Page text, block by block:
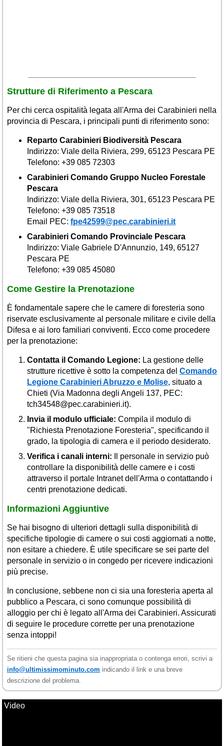
Strutture di Riferimento a Pescara
Per chi cerca ospitalità legata all'Arma dei Carabinieri nella
provincia di Pescara, i principali punti di riferimento sono:
Reparto Carabinieri Biodiversità Pescara
Indirizzo: Viale della Riviera, 299, 65123 Pescara PE
Telefono: +39 085 72303
Carabinieri Comando Gruppo Nucleo Forestale
Pescara
Indirizzo: Viale della Riviera, 301, 65123 Pescara PE
Telefono: +39 085 73518
Email PEC: fpe42599@pec.carabinieri.it
Carabinieri Comando Provinciale Pescara
Indirizzo: Viale Gabriele D'Annunzio, 149, 65127
Pescara PE
Telefono: +39 085 45080
Come Gestire la Prenotazione
È fondamentale sapere che le camere di foresteria sono
riservate esclusivamente al personale militare e civile della
Difesa e ai loro familiari conviventi. Ecco come procedere
per la prenotazione:
Contatta il Comando Legione: La gestione delle
strutture ricettive è sotto la competenza del Comando
Legione Carabinieri Abruzzo e Molise, situato a
Chieti (Via Madonna degli Angeli 137, PEC:
tch34548@pec.carabinieri.it).
Invia il modulo ufficiale: Compila il modulo di
"Richiesta Prenotazione Foresteria", specificando il
grado, la tipologia di camera e il periodo desiderato.
Verifica i canali interni: Il personale in servizio può
controllare la disponibilità delle camere e i costi
attraverso il portale Intranet dell'Arma o contattando i
centri prenotazione dedicati.
Informazioni Aggiuntive
Se hai bisogno di ulteriori dettagli sulla disponibilità di
specifiche tipologie di camere o sui costi aggiornati a notte,
non esitare a chiedere. È utile specificare se sei parte del
personale in servizio o in congedo per ricevere indicazioni
più precise.
In conclusione, sebbene non ci sia una foresteria aperta al
pubblico a Pescara, ci sono comunque possibilità di
alloggio per chi è legato all'Arma dei Carabinieri. Assicurati
di seguire le procedure corrette per una prenotazione
senza intoppi!
Se ritieni che questa pagina sia inappropriata o contenga errori, scrivi a
info@ultimissimominuto.com indicando il link e una breve
descrizione del problema.
Video